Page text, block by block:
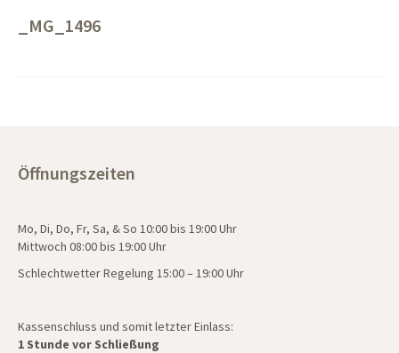
_MG_1496
Öffnungszeiten
Mo, Di, Do, Fr, Sa, & So 10:00 bis 19:00 Uhr
Mittwoch 08:00 bis 19:00 Uhr
Schlechtwetter Regelung 15:00 – 19:00 Uhr
Kassenschluss und somit letzter Einlass:
1 Stunde vor Schließung